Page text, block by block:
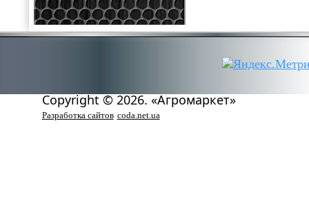
Copyright © 2026. «Агромаркет»
Разработка сайтов coda.net.ua